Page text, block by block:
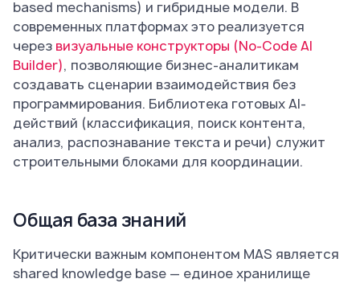
based mechanisms) и гибридные модели. В
современных платформах это реализуется
через визуальные конструкторы (No-Code AI
Builder), позволяющие бизнес-аналитикам
создавать сценарии взаимодействия без
программирования. Библиотека готовых AI-
действий (классификация, поиск контента,
анализ, распознавание текста и речи) служит
строительными блоками для координации.
Общая база знаний
Критически важным компонентом MAS является
shared knowledge base — единое хранилище